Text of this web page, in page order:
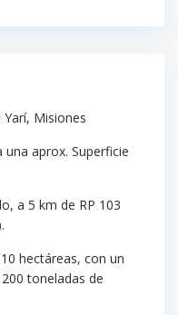
Yarí, Misiones
una aprox. Superficie
a 5 km de RP 103
hectáreas, con un
toneladas de